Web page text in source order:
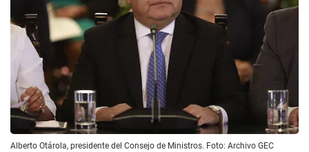
Alberto Otárola, presidente del Consejo de Ministros. Foto: Archivo GEC